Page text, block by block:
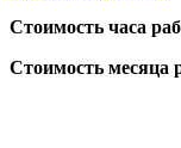
Стоимость часа
Стоимость месяца